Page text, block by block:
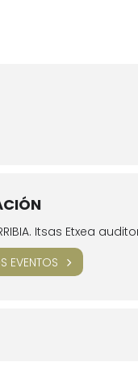
Itsas Etxea
EVENTOS